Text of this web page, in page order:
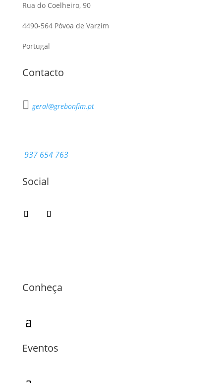
Rua do Coelheiro, 90
4490-564 Póvoa de Varzim
Portugal
Contacto
geral@grebonfim.pt
937 654 763
Social
Conheça
Eventos